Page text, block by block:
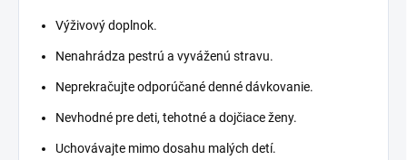
Výživový doplnok.
Nenahrádza pestrú a vyváženú stravu.
Neprekračujte odporúčané denné dávkovanie.
Nevhodné pre deti, tehotné a dojčiace ženy.
Uchovávajte mimo dosahu malých detí.